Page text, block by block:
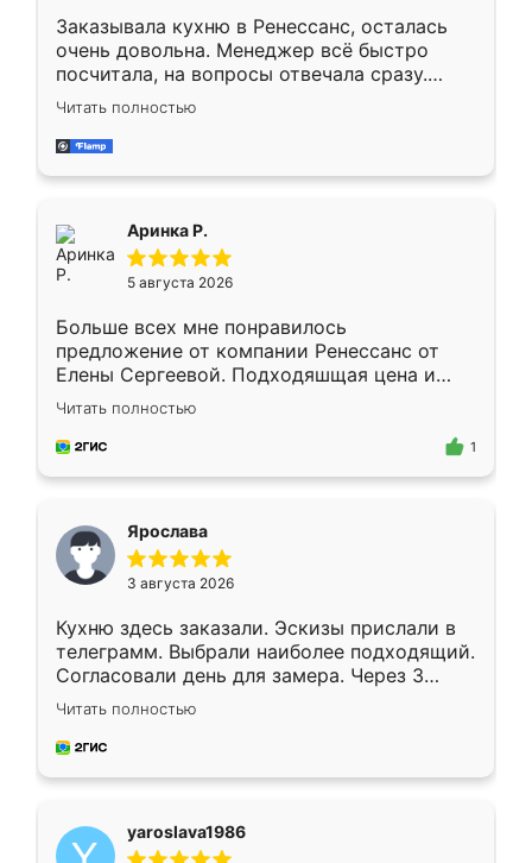
Заказывала кухню в Ренессанс, осталась
очень довольна. Менеджер всё быстро
посчитала, на вопросы отвечала сразу.
Замерщик приехал в субботу, подошёл к
делу со всей ответственностью. Собрали
за день, ребята работали аккуратно, даже
Читать полностью
Аринка Р.
5 августа 2026
Больше всех мне понравилось
предложение от компании Ренессанс от
Елены Сергеевой. Подходяшщая цена и
короткие сроки изготовления. Приехавший
для замера сотрудник Владислав
предложил по моему эскизу самый
Читать полностью
1
Ярослава
3 августа 2026
Кухню здесь заказали. Эскизы прислали в
телеграмм. Выбрали наиболее подходящий.
Согласовали день для замера. Через 3
недели кухня была уже готова. Остались
довольны работой. Спасибо Ренессанс
мебель за качественную работу!
Читать полностью
yaroslava1986